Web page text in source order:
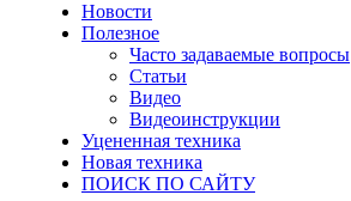
Новости
Полезное
Часто задаваемые вопросы
Статьи
Видео
Видеоинструкции
Уцененная техника
Новая техника
ПОИСК ПО САЙТУ